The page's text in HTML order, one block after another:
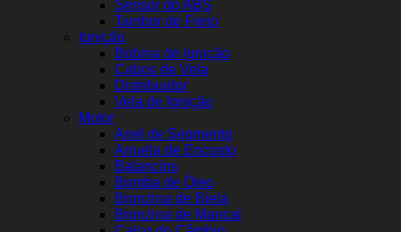
Sensor do ABS
Tambor de Freio
Ignição
Bobina de Ignição
Cabos de Vela
Distribuidor
Vela de Ignição
Motor
Anel de Segmento
Arruela de Encosto
Balancins
Bomba de Óleo
Bronzina de Biela
Bronzina de Mancal